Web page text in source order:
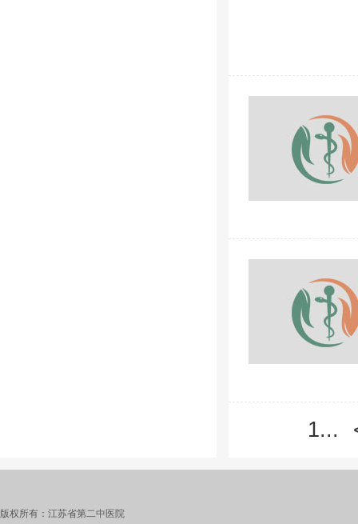
1...
版权所有：江苏省第二中医院